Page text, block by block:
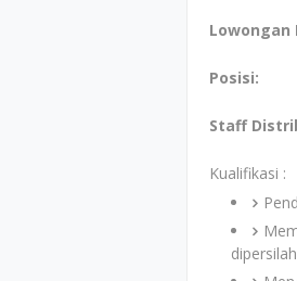
Lowongan
Posisi:
Staff
Kualifikasi :